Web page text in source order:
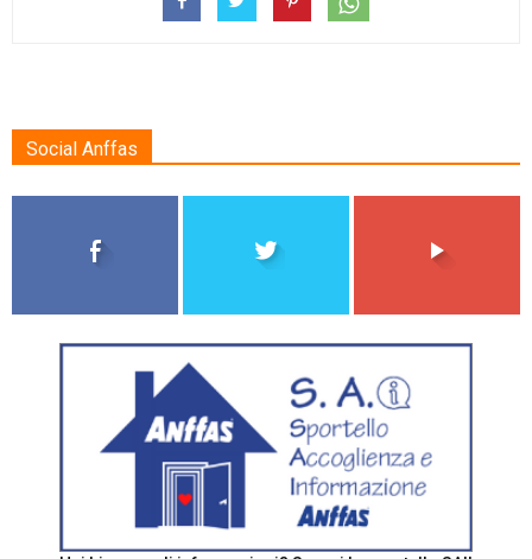
Social Anffas